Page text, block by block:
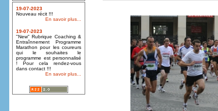
19-07-2023
Nouveau récit !!!
En savoir plus...
19-07-2023
"New" Rubrique Coaching &
Entraînnement Programme
Marathon pour les coureurs
qui le souhaites le
programme est personnalisé
! Pour cela rendez-vous
dans contact !!!
En savoir plus...